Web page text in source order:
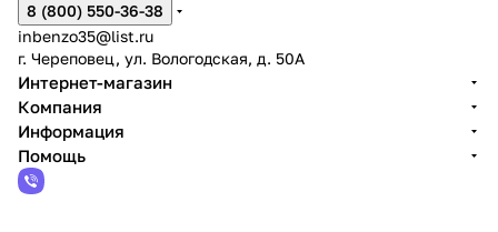
8 (800) 550-36-38
inbenzo35@list.ru
г. Череповец, ул. Вологодская, д. 50А
Интернет-магазин
Компания
Информация
Помощь